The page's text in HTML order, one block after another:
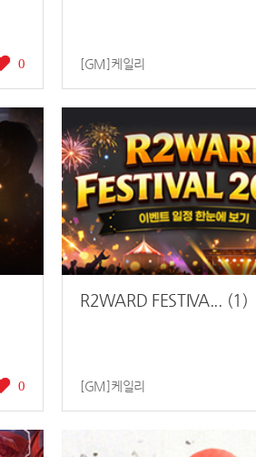
0 [GM]케일리
0
R2WARD FESTIVA... (1)
[GM]케일리